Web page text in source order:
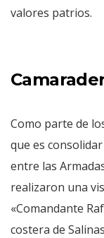
valores patrios.
Como parte de
que es
entre las
realizaron una
«Comandante
costera de